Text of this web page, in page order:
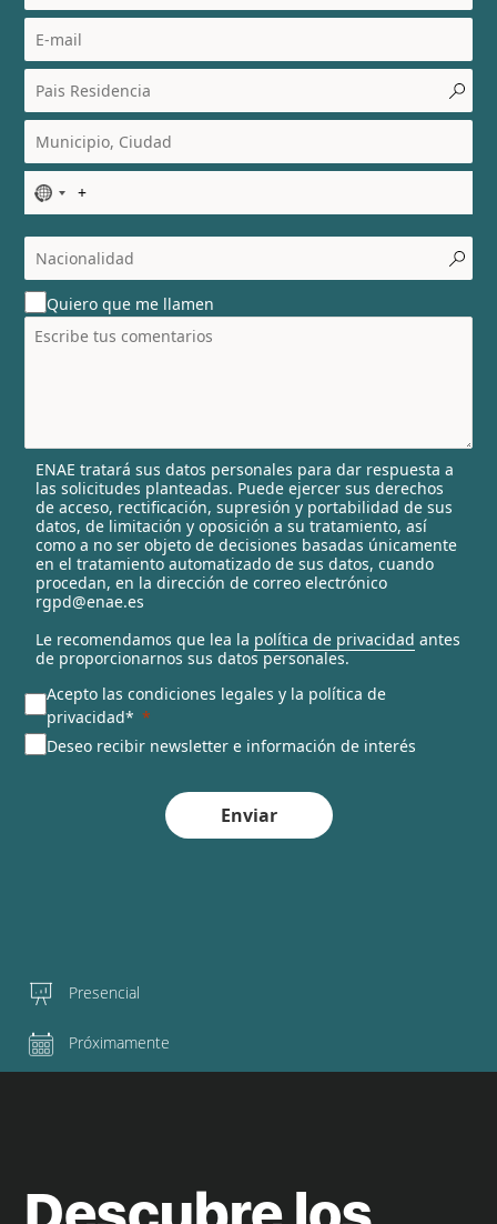
N
o
c
o
u
n
t
l
e
c
t
e
d
Quiero que me llamen
ENAE tratará sus datos personales para dar respuesta a
las solicitudes planteadas. Puede ejercer sus derechos
de acceso, rectificación, supresión y portabilidad de sus
datos, de limitación y oposición a su tratamiento, así
como a no ser objeto de decisiones basadas únicamente
en el tratamiento automatizado de sus datos, cuando
procedan, en la dirección de correo electrónico
rgpd@enae.es
Le recomendamos que lea la política de privacidad antes
de proporcionarnos sus datos personales.
Acepto las condiciones legales y la política de
privacidad*
Deseo recibir newsletter e información de interés
Enviar
Presencial
Próximamente